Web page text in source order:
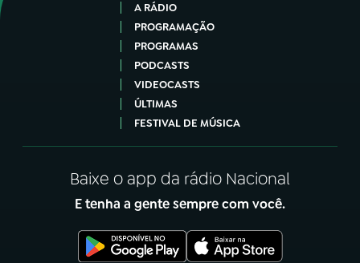
A RÁDIO
PROGRAMAÇÃO
PROGRAMAS
PODCASTS
VIDEOCASTS
ÚLTIMAS
FESTIVAL DE MÚSICA
Baixe o app da rádio Nacional
E tenha a gente sempre com você.